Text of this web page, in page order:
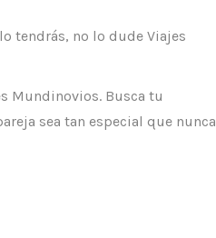
tendrás, no lo dude Viajes
Mundinovios. Busca tu
sea tan especial que nunca